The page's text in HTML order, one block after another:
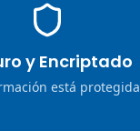
y Encriptado
está protegida